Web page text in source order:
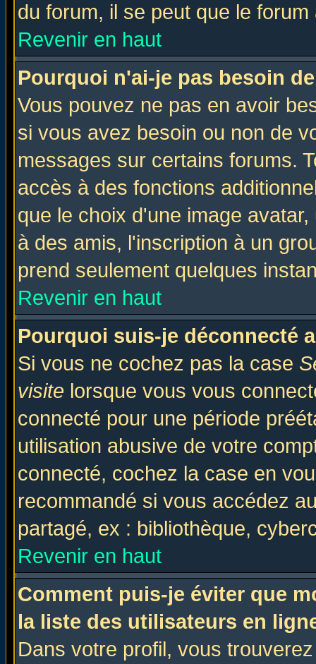
du forum, il se peut que le
Revenir en haut
Pourquoi n'ai-je pas besoin
Vous pouvez ne pas en avoir
si vous avez besoin ou non de
messages sur certains forums.
accès à des fonctions
que le choix d'une image
à des amis, l'inscription à un
prend seulement quelques
Revenir en haut
Pourquoi suis-je déconnecté
Si vous ne cochez pas la case
visite lorsque vous vous
connecté pour une période
utilisation abusive de votre
connecté, cochez la case en
recommandé si vous accédez
partagé, ex : bibliothèque,
Revenir en haut
Comment puis-je éviter que
la liste des utilisateurs en
Dans votre profil, vous